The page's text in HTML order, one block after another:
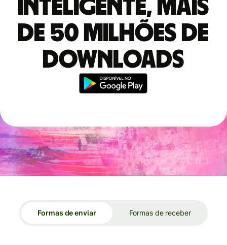
inteligente, mais
de 50 milhões de
downloads
Formas de enviar Formas de receber